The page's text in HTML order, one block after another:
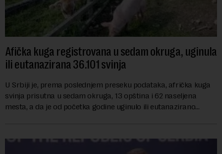
Afička kuga registrovana u sedam okruga, uginula
ili eutanazirana 36.101 svinja
U Srbiji je, prema poslednjem preseku podataka, afrička kuga
svinja prisutna u sedam okruga, 13 opština i 62 naseljena
mesta, a da je od početka godine uginulo ili eutanazirano